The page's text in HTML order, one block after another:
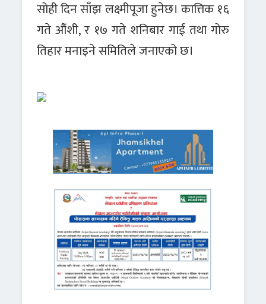
सोही दिन साँझ लक्ष्मीपूजा हुनेछ। कात्तिक १६
गते औंशी, र १७ गते शनिबार गाई तथा गोरु
तिहार मनाइने समितिले जनाएको छ।